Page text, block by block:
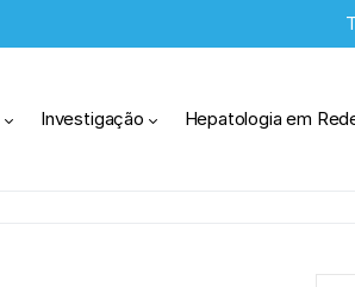
Investigação Hepatologia em